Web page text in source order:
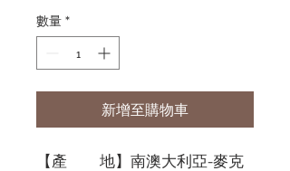
數量 *
新增至購物車
【產 地】南澳大利亞-麥克